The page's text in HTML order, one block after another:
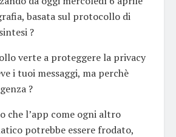
basata sul protocollo di
?
verte a proteggere la privacy
i tuoi messaggi, ma perchè
?
che l’app come ogni altro
potrebbe essere frodato,